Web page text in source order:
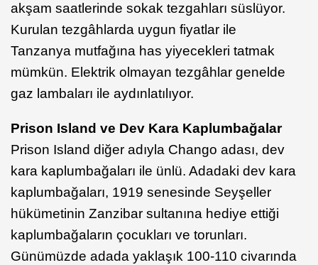
akşam saatlerinde sokak tezgahları süslüyor.
Kurulan tezgâhlarda uygun fiyatlar ile
Tanzanya mutfağına has yiyecekleri tatmak
mümkün. Elektrik olmayan tezgâhlar genelde
gaz lambaları ile aydınlatılıyor.
Prison Island ve Dev Kara Kaplumbağalar
Prison Island diğer adıyla Chango adası, dev
kara kaplumbağaları ile ünlü. Adadaki dev kara
kaplumbağaları, 1919 senesinde Seyşeller
hükümetinin Zanzibar sultanına hediye ettiği
kaplumbağaların çocukları ve torunları.
Günümüzde adada yaklaşık 100-110 civarında